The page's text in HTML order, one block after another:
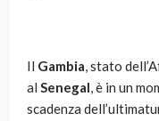
Il Gambia, stato
al Senegal, è in un
scadenza